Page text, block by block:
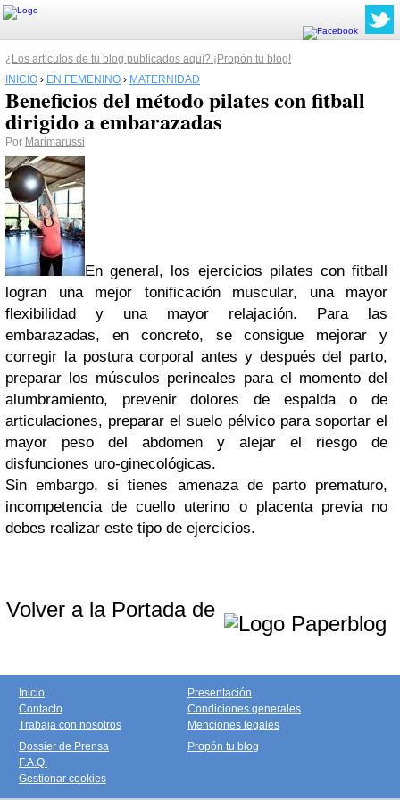
¿Los artículos de tu blog publicados aquí? ¡Propón tu blog!
INICIO › EN FEMENINO › MATERNIDAD
Beneficios del método pilates con fitball
dirigido a embarazadas
Por Marimarussi
En general, los ejercicios pilates con fitball
logran una mejor tonificación muscular, una mayor
flexibilidad y una mayor relajación. Para las
embarazadas, en concreto, se consigue mejorar y
corregir la postura corporal antes y después del parto,
preparar los músculos perineales para el momento del
alumbramiento, prevenir dolores de espalda o de
articulaciones, preparar el suelo pélvico para soportar el
mayor peso del abdomen y alejar el riesgo de
disfunciones uro-ginecológicas.
Sin embargo, si tienes amenaza de parto prematuro,
incompetencia de cuello uterino o placenta previa no
debes realizar este tipo de ejercicios.
Volver a la Portada de
Inicio
Contacto
Trabaja con nosotros
Presentación
Condiciones generales
Menciones legales
Dossier de Prensa
F.A.Q.
Gestionar cookies
Propón tu blog